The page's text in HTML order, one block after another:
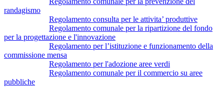
randagismo
Regolamento consulta per le attivita’ produttive
Regolamento comunale per la ripartizione del fondo
per la progettazione e l'innovazione
Regolamento per l’istituzione e funzionamento della
commissione mensa
Regolamento per l'adozione aree verdi
Regolamento comunale per il commercio su aree
pubbliche